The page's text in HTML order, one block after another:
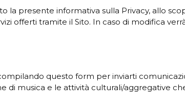
la presente informativa sulla Privacy, allo
offerti tramite il Sito. In caso di modifica
questo form per inviarti
di musica e le attività culturali/aggregative